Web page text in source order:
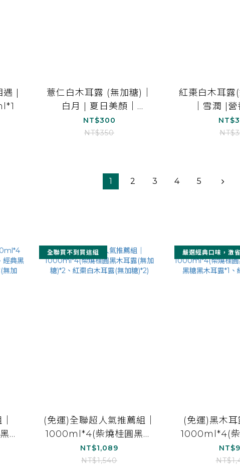
遇 |
薏仁白木耳露 (無加糖)｜
白月 | 夏日美顏｜
1000ml*1
NT$300
NT$350
紅棗白木耳露
｜雪潤 |營
1 2 3 4 5
木
全聯買不到買這組
(免運)全聯超人氣推薦組｜
1000ml*4(柴燒桂圓黑木
耳露(無加糖)*2、紅棗白木
耳露(無加糖)*2)
NT$1,089
NT$1,540
嚴選經典口味，激
(免運)黑木耳
1000ml*4(柴
耳露*2、經
露*1、紅棗